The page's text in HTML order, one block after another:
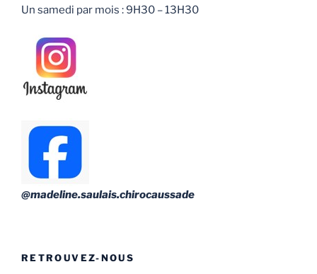
Un samedi par mois : 9H30 – 13H30
@madeline.saulais.chirocaussade
RETROUVEZ-NOUS